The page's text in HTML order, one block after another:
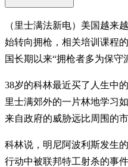
（里士满法新电）美国越来
始转向拥枪，相关培训课程
国长期以来“拥枪者多为保守
38岁的科林最近买了人生中
里士满郊外的一片林地学习
来自政府的威胁远比周围的
科林说，明尼阿波利斯发生
行动中被联邦特工射杀的事